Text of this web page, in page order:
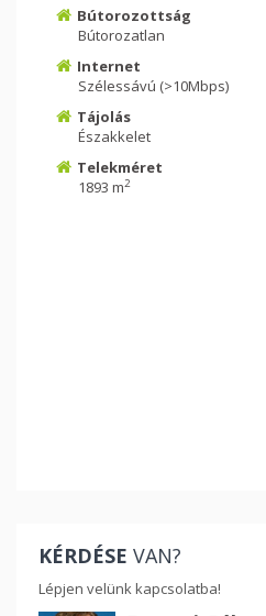
Bútorozottság
Bútorozatlan
Internet
Szélessávú (>10Mbps)
Tájolás
Északkelet
Telekméret
1893 m2
KÉRDÉSE VAN?
Lépjen velünk kapcsolatba!